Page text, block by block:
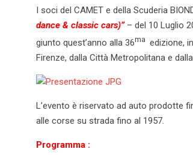
I soci del CAMET e della Scuderia
dance & classic cars)”– del 10 Luglio
giunto quest’anno alla 36ma edizione,
Firenze, dalla Città Metropolitana e
L’evento è riservato ad auto prodotte
alle corse su strada fino al 1957.
Programma :